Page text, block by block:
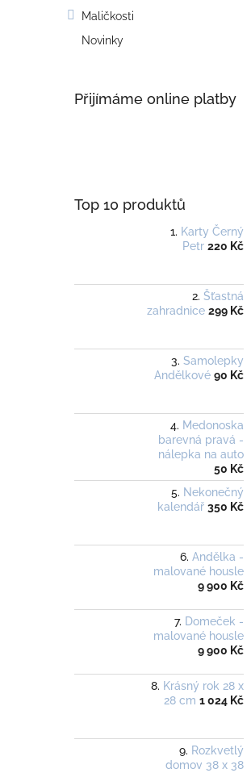
Maličkosti
Novinky
Přijímáme online platby
Top 10 produktů
Karty Černý
Petr 220 Kč
Šťastná
zahradnice 299 Kč
Samolepky
Andělkové 90 Kč
Medonoska
barevná pravá -
nálepka na auto
50 Kč
Nekonečný
kalendář 350 Kč
Andělka -
malované housle
9 900 Kč
Domeček -
malované housle
9 900 Kč
Krásný rok 28 x
28 cm 1 024 Kč
Rozkvetlý
domov 38 x 38